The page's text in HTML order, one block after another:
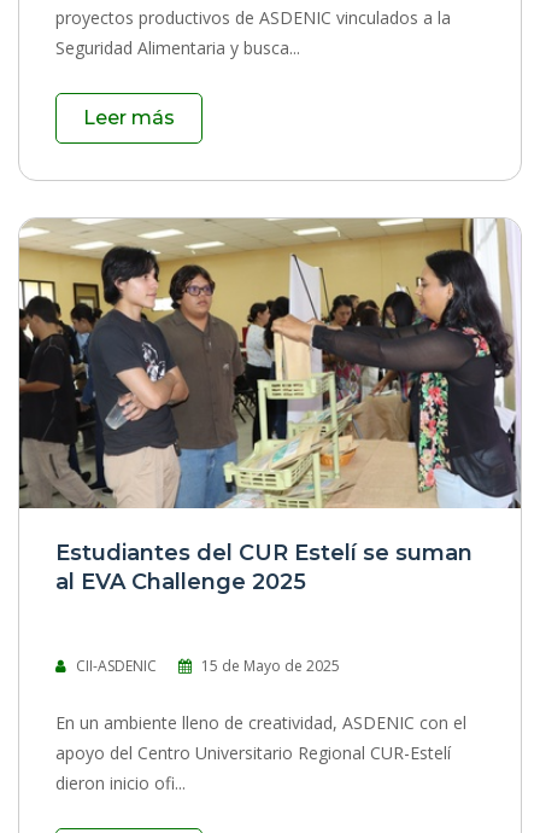
proyectos productivos de ASDENIC vinculados a la
Seguridad Alimentaria y busca...
Leer más
0 Comentarios | 1049 Vistas
Estudiantes del CUR Estelí se suman
al EVA Challenge 2025
CII-ASDENIC 15 de Mayo de 2025
En un ambiente lleno de creatividad, ASDENIC con el
apoyo del Centro Universitario Regional CUR-Estelí
dieron inicio ofi...